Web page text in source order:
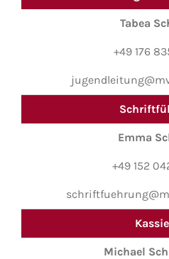
Tabea
+49 176
Emma
+49 152
Michael